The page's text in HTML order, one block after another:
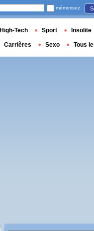
mémorisez
High-Tech Sport Insolite
Carrières Sexo Tous